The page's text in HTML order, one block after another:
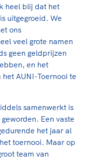
heel blij dat het
uitgegroeid. We
ons
veel grote namen
geen geldprijzen
en het
AUNI-Toernooi te
samenwerkt is
Een vaste
het jaar al
toernooi. Maar op
team van